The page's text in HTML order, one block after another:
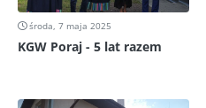
środa, 7 maja 2025
KGW Poraj - 5 lat razem